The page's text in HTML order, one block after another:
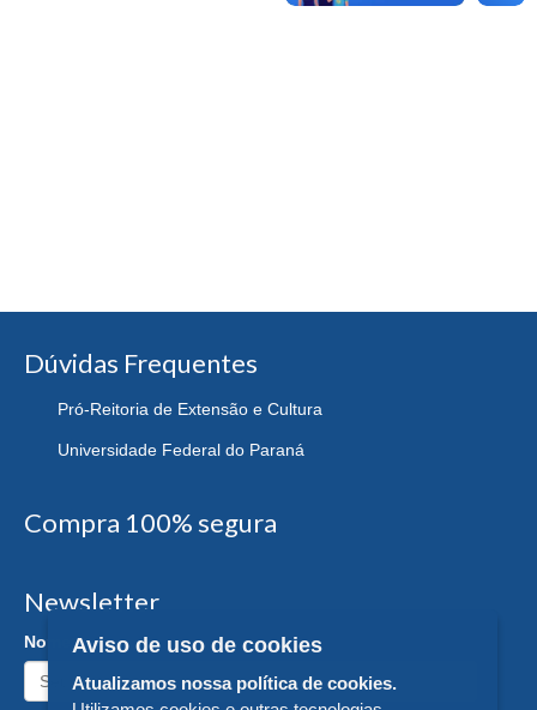
Dúvidas Frequentes
Pró-Reitoria de Extensão e Cultura
Universidade Federal do Paraná
Compra 100% segura
Newsletter
Nome:Aviso de uso de cookies
Atualizamos nossa política de cookies.